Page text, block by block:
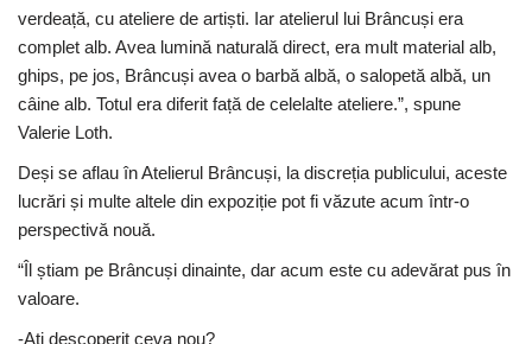
verdeață, cu ateliere de artiști. Iar atelierul lui Brâncuși era
complet alb. Avea lumină naturală direct, era mult material alb,
ghips, pe jos, Brâncuși avea o barbă albă, o salopetă albă, un
câine alb. Totul era diferit față de celelalte ateliere.”, spune
Valerie Loth.
Deși se aflau în Atelierul Brâncuși, la discreția publicului, aceste
lucrări și multe altele din expoziție pot fi văzute acum într-o
perspectivă nouă.
“Îl știam pe Brâncuși dinainte, dar acum este cu adevărat pus în
valoare.
-Ați descoperit ceva nou?